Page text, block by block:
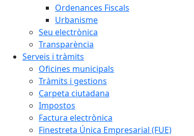
Ordenances Fiscals
Urbanisme
Seu electrònica
Transparència
Serveis i tràmits
Oficines municipals
Tràmits i gestions
Carpeta ciutadana
Impostos
Factura electrònica
Finestreta Única Empresarial (FUE)